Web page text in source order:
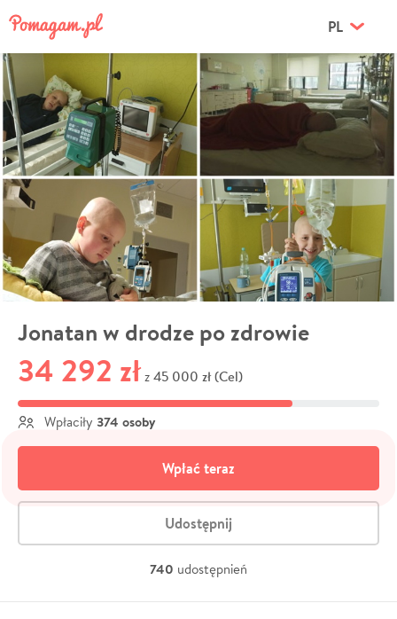
PL
Jonatan w drodze po zdrowie
34 292 zł z 45 000 zł (Cel)
Wpłaciły 374 osoby
Wpłać teraz
Udostępnij
740 udostępnień